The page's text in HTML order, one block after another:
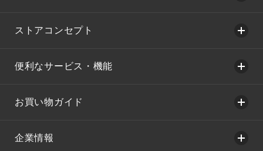
ストアコンセプト
便利なサービス・機能
お買い物ガイド
企業情報